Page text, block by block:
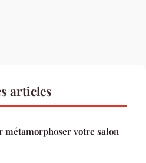
articles
métamorphoser votre salon